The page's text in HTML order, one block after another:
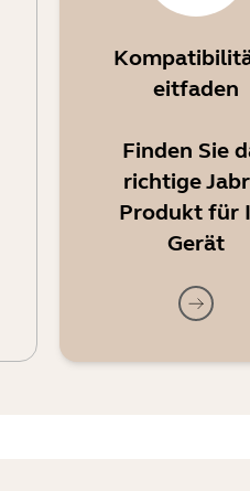
eitfaden
Finden Sie
richtige
Produkt für
Gerät